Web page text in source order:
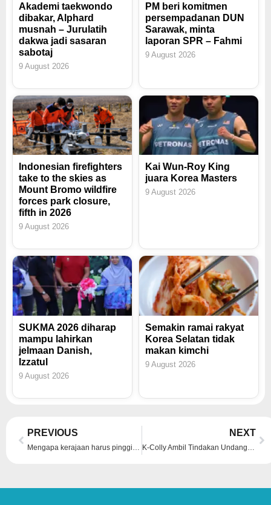
Akademi taekwondo
dibakar, Alphard
musnah – Jurulatih
dakwa jadi sasaran
sabotaj
9 August 2026
PM beri komitmen
persempadanan DUN
Sarawak, minta
laporan SPR – Fahmi
9 August 2026
Indonesian firefighters
take to the skies as
Mount Bromo wildfire
forces park closure,
fifth in 2026
9 August 2026
Kai Wun-Roy King
juara Korea Masters
9 August 2026
SUKMA 2026 diharap
mampu lahirkan
jelmaan Danish,
Izzatul
9 August 2026
Semakin ramai rakyat
Korea Selatan tidak
makan kimchi
9 August 2026
Prev
PREVIOUS
Mengapa kerajaan harus pinggirkan guru Inggeris tempatan? – Srikandi Muda Bersatu
NEXT
K-Colly Ambil Tindakan Undang-Undang Terhadap Pemfitnah, DAHLIA RIZAL Dilantik Sebagai Duta Baharu – Hijabista